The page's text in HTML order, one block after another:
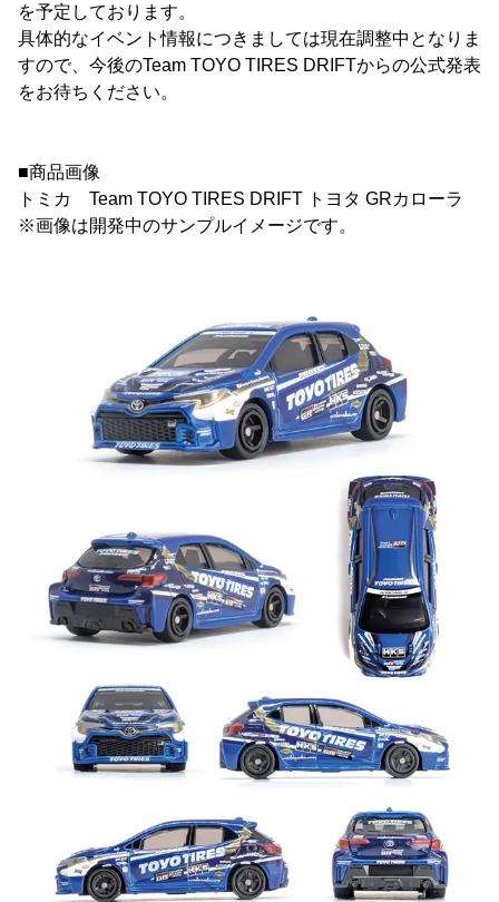
を予定しております。
具体的なイベント情報につきましては現在調整中となりま
すので、今後のTeam TOYO TIRES DRIFTからの公式発表
をお待ちください。
■商品画像
トミカ Team TOYO TIRES DRIFT トヨタ GRカローラ
※画像は開発中のサンプルイメージです。